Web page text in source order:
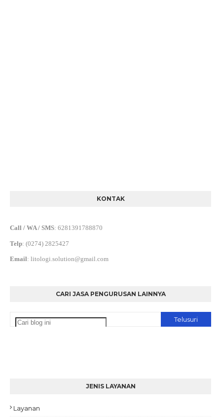
KONTAK
Call / WA / SMS: 6281391788870
Telp: (0274) 2825427
Email: litologi.solution@gmail.com
CARI JASA PENGURUSAN LAINNYA
JENIS LAYANAN
Layanan